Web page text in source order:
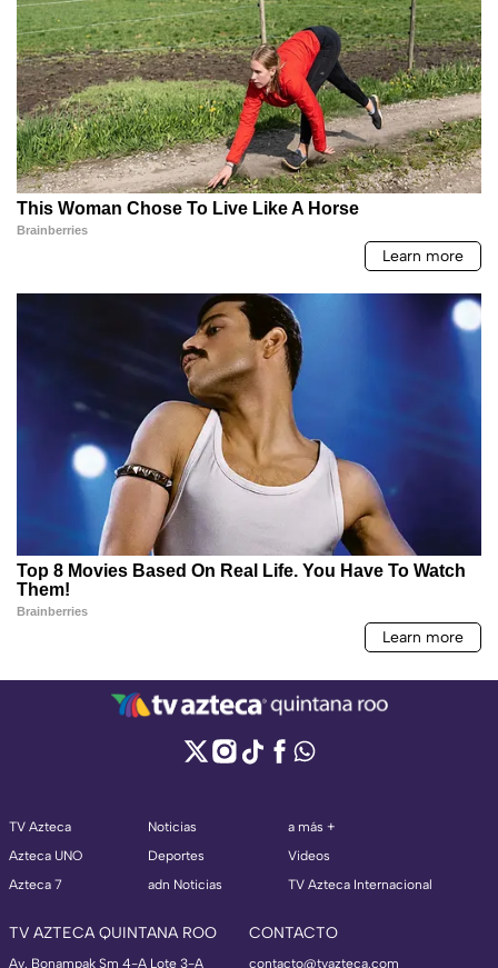
TV Azteca
Azteca UNO
Azteca 7
Noticias
Deportes
adn Noticias
a más +
Videos
TV Azteca Internacional
TV AZTECA QUINTANA ROO
Av. Bonampak Sm 4-A Lote 3-A
CONTACTO
contacto@tvazteca.com